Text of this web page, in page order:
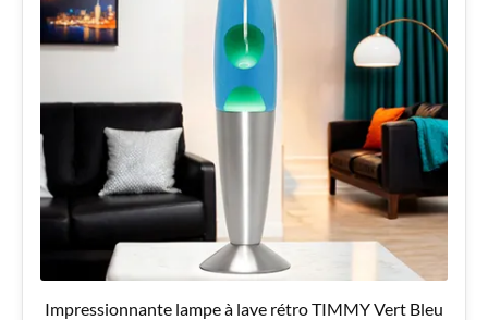
Impressionnante lampe à lave rétro TIMMY Vert Bleu